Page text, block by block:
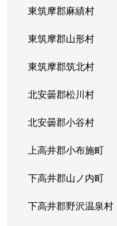
東筑摩郡麻績村
東筑摩郡山形村
東筑摩郡筑北村
北安曇郡松川村
北安曇郡小谷村
上高井郡小布施町
下高井郡山ノ内町
下高井郡野沢温泉村